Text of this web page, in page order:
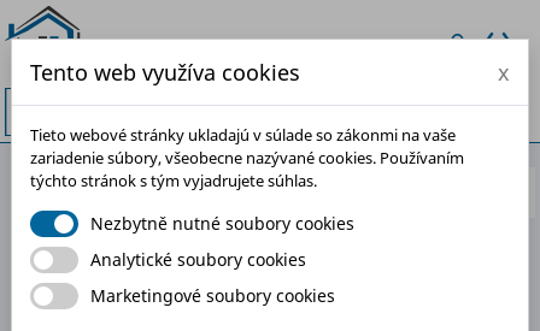
 
Dôležitosť
Zobrazuje sa 9-14 z 14 položiek
Tento web využíva cookies x
Tieto webové stránky ukladajú v súlade so zákonmi na vaše
zariadenie súbory, všeobecne nazývané cookies. Používaním
týchto stránok s tým vyjadrujete súhlas.
Nezbytně nutné soubory cookies
Analytické soubory cookies
Marketingové soubory cookies